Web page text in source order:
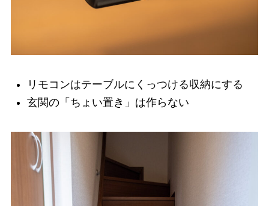
リモコンはテーブルにくっつける収納にする
玄関の「ちょい置き」は作らない